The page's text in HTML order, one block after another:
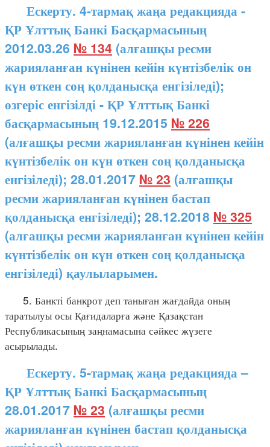
Ескерту. 4-тармақ жаңа редакцияда -
ҚР Ұлттық Банкі Басқармасының
2012.03.26 № 134 (алғашқы ресми
жарияланған күнінен кейін күнтізбелік он
күн өткен соң қолданысқа енгізіледі);
өзгеріс енгізілді - ҚР Ұлттық Банкі
басқармасының 19.12.2015 № 226
(алғашқы ресми жарияланған күнінен кейін
күнтізбелік он күн өткен соң қолданысқа
енгізіледі); 28.01.2017 № 23 (алғашқы
ресми жарияланған күнінен бастап
қолданысқа енгізіледі); 28.12.2018 № 325
(алғашқы ресми жарияланған күнінен кейін
күнтізбелік он күн өткен соң қолданысқа
енгізіледі) қаулыларымен.
5. Банкті банкрот деп таныған жағдайда оның
таратылуы осы Қағидаларға және Қазақстан
Республикасының заңнамасына сәйкес жүзеге
асырылады.
Ескерту. 5-тармақ жаңа редакцияда –
ҚР Ұлттық Банкі Басқармасының
28.01.2017 № 23 (алғашқы ресми
жарияланған күнінен бастап қолданысқа